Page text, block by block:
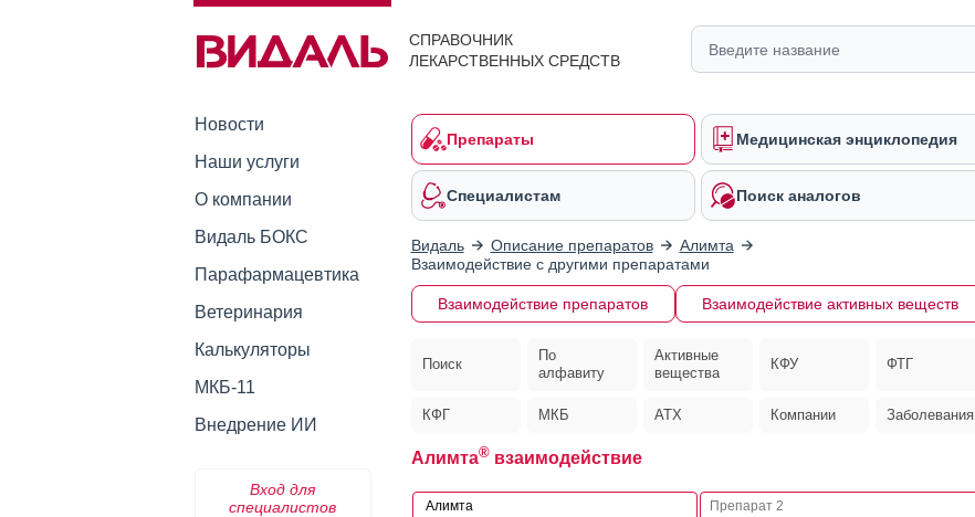
СПРАВОЧНИК
ЛЕКАРСТВЕННЫХ СРЕДСТВ
Новости
Наши услуги
О компании
Видаль БОКС
Парафармацевтика
Ветеринария
Калькуляторы
МКБ-11
Внедрение ИИ
Вход для
специалистов
Препараты Медицинская энциклопедия
Специалистам Поиск аналогов
Видаль Описание препаратов
Алимта
Взаимодействие с другими препаратами
Взаимодействие препаратов Взаимодействие активных веществ
Поиск
По
алфавиту
Активные
вещества
КФУ ФТГ
КФГ МКБ АТХ Компании Заболевания
Алимта®взаимодействие